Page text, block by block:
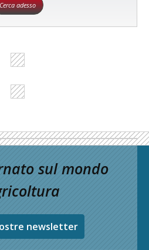
Cerca adesso
sul mondo
newsletter